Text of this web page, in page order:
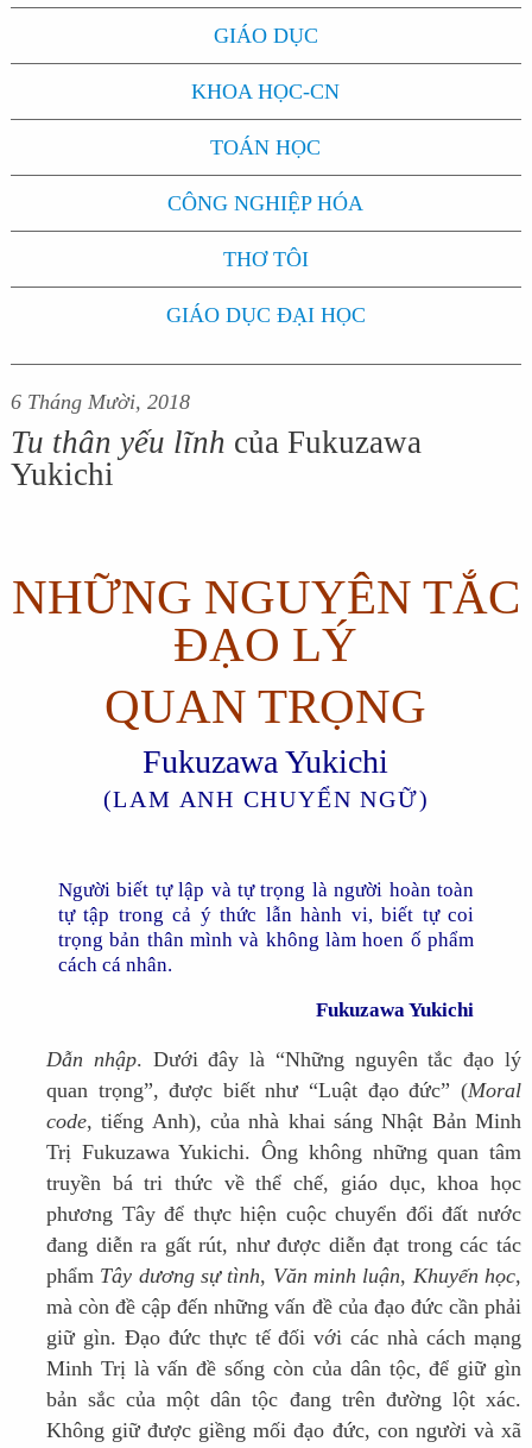
GIÁO DỤC
KHOA HỌC-CN
TOÁN HỌC
CÔNG NGHIỆP HÓA
THƠ TÔI
GIÁO DỤC ĐẠI HỌC
6 Tháng Mười, 2018
Tu thân yếu lĩnh của Fukuzawa
Yukichi
NHỮNG NGUYÊN TẮC
ĐẠO LÝ
QUAN TRỌNG
Fukuzawa Yukichi
(LAM ANH CHUYỂN NGỮ)
Người biết tự lập và tự trọng là người hoàn toàn
tự tập trong cả ý thức lẫn hành vi, biết tự coi
trọng bản thân mình và không làm hoen ố phẩm
cách cá nhân.
Fukuzawa Yukichi
Dẫn nhập. Dưới đây là “Những nguyên tắc đạo lý
quan trọng”, được biết như “Luật đạo đức” (Moral
code, tiếng Anh), của nhà khai sáng Nhật Bản Minh
Trị Fukuzawa Yukichi. Ông không những quan tâm
truyền bá tri thức về thể chế, giáo dục, khoa học
phương Tây để thực hiện cuộc chuyển đổi đất nước
đang diễn ra gất rút, như được diễn đạt trong các tác
phẩm Tây dương sự tình, Văn minh luận, Khuyến học,
mà còn đề cập đến những vấn đề của đạo đức cần phải
giữ gìn. Đạo đức thực tế đối với các nhà cách mạng
Minh Trị là vấn đề sống còn của dân tộc, để giữ gìn
bản sắc của một dân tộc đang trên đường lột xác.
Không giữ được giềng mối đạo đức, con người và xã